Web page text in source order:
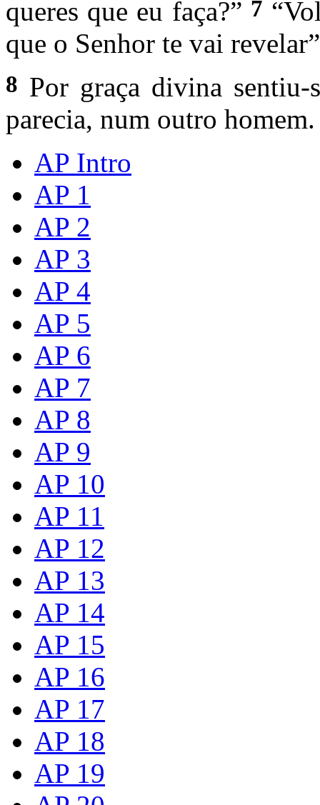
queres que eu faça?” 7
que o Senhor te vai
8 Por graça divina sentiu-
parecia, num outro homem.
AP Intro
AP 1
AP 2
AP 3
AP 4
AP 5
AP 6
AP 7
AP 8
AP 9
AP 10
AP 11
AP 12
AP 13
AP 14
AP 15
AP 16
AP 17
AP 18
AP 19